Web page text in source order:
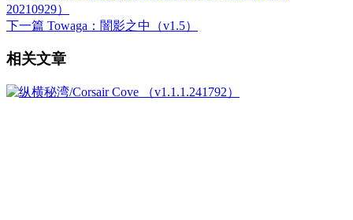
20210929）
下一篇 Towaga：闇影之中（v1.5）
相关文章